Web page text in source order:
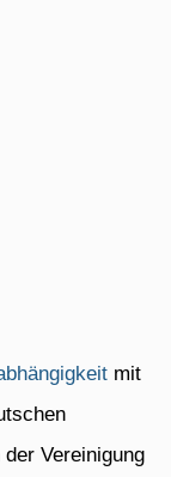
mit
Vereinigung